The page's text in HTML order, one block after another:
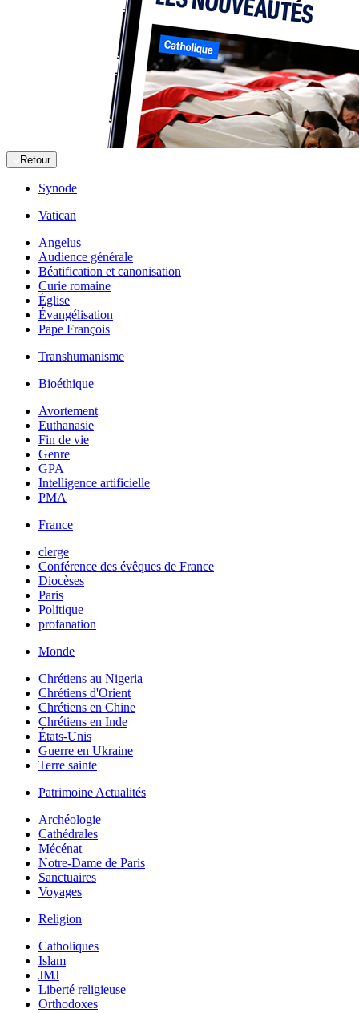
Retour
Synode
Vatican
Angelus
Audience générale
Béatification et canonisation
Curie romaine
Église
Évangélisation
Pape François
Transhumanisme
Bioéthique
Avortement
Euthanasie
Fin de vie
Genre
GPA
Intelligence artificielle
PMA
France
clerge
Conférence des évêques de France
Diocèses
Paris
Politique
profanation
Monde
Chrétiens au Nigeria
Chrétiens d'Orient
Chrétiens en Chine
Chrétiens en Inde
États-Unis
Guerre en Ukraine
Terre sainte
Patrimoine Actualités
Archéologie
Cathédrales
Mécénat
Notre-Dame de Paris
Sanctuaires
Voyages
Religion
Catholiques
Islam
JMJ
Liberté religieuse
Orthodoxes